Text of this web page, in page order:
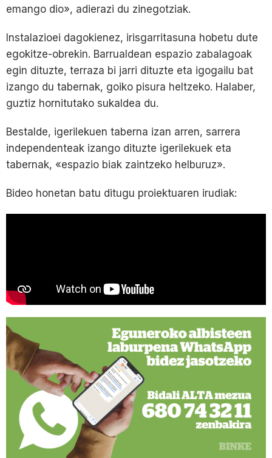
emango dio», adierazi du zinegotziak.
Instalazioei dagokienez, irisgarritasuna hobetu dute
egokitze-obrekin. Barrualdean espazio zabalagoak
egin dituzte, terraza bi jarri dituzte eta igogailu bat
izango du tabernak, goiko pisura heltzeko. Halaber,
guztiz hornitutako sukaldea du.
Bestalde, igerilekuen taberna izan arren, sarrera
independenteak izango dituzte igerilekuek eta
tabernak, «espazio biak zaintzeko helburuz».
Bideo honetan batu ditugu proiektuaren irudiak: